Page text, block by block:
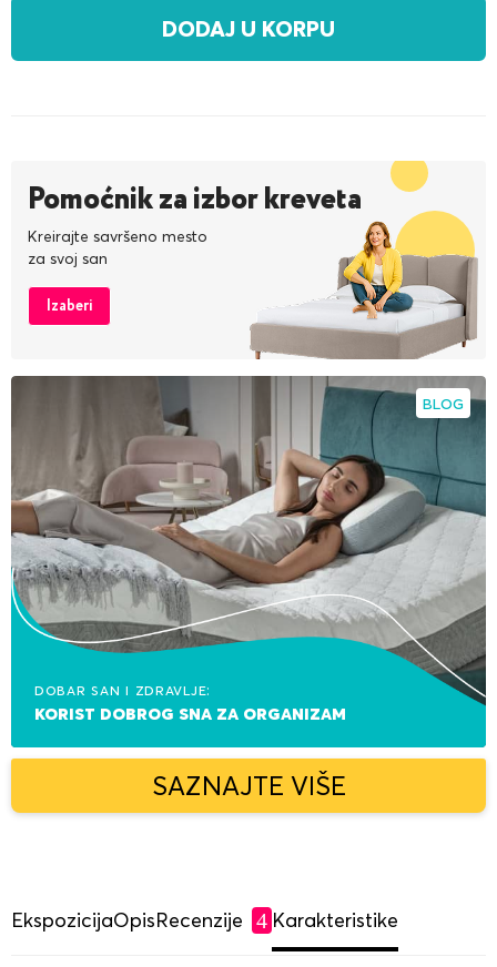
EkspozicijaOpisRecenzije 4 Karakteristike
DODAJ U KORPU
Pomoćnik za izbor kreveta
Kreirajte savršeno mesto
za svoj san
Izaberi
BLOG
Dobar san i zdravlje:
korist dobrog sna za organizam
SAZNAJTE VIŠE